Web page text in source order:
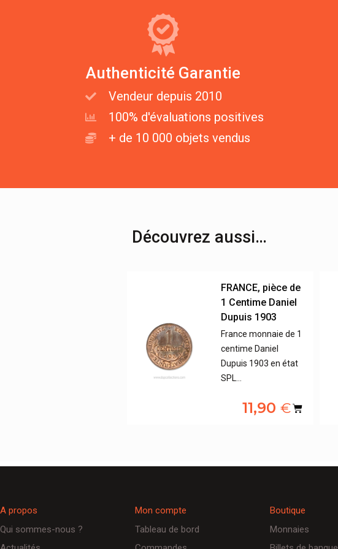
Authenticité Garantie
Vendeur depuis 2010
100% d'évaluations positives
+ de 10 000 objets vendus
Découvrez aussi…
FRANCE, pièce de
1 Centime Daniel
Dupuis 1903
France monnaie de 1
centime Daniel
Dupuis 1903 en état
SPL…
11,90 €
A propos
Qui sommes-nous ?
Mon compte
Tableau de bord
Boutique
Monnaies